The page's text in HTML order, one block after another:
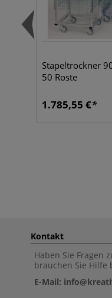
Stapeltrockner
50 Roste
1.785,55 €
Kontakt
Haben Sie Fragen
brauchen Sie Hilfe
E-Mail: